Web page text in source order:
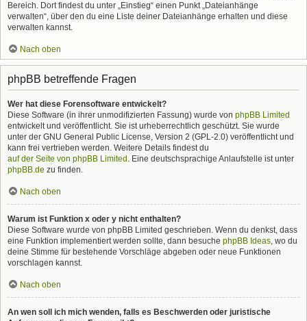
Bereich. Dort findest du unter „Einstieg“ einen Punkt „Dateianhänge
verwalten“, über den du eine Liste deiner Dateianhänge erhalten und diese
verwalten kannst.
Nach oben
phpBB betreffende Fragen
Wer hat diese Forensoftware entwickelt?
Diese Software (in ihrer unmodifizierten Fassung) wurde von phpBB Limited
entwickelt und veröffentlicht. Sie ist urheberrechtlich geschützt. Sie wurde
unter der GNU General Public License, Version 2 (GPL-2.0) veröffentlicht und
kann frei vertrieben werden. Weitere Details findest du
auf der Seite von phpBB Limited . Eine deutschsprachige Anlaufstelle ist unter
phpBB.de zu finden.
Nach oben
Warum ist Funktion x oder y nicht enthalten?
Diese Software wurde von phpBB Limited geschrieben. Wenn du denkst, dass
eine Funktion implementiert werden sollte, dann besuche phpBB Ideas, wo du
deine Stimme für bestehende Vorschläge abgeben oder neue Funktionen
vorschlagen kannst.
Nach oben
An wen soll ich mich wenden, falls es Beschwerden oder juristische